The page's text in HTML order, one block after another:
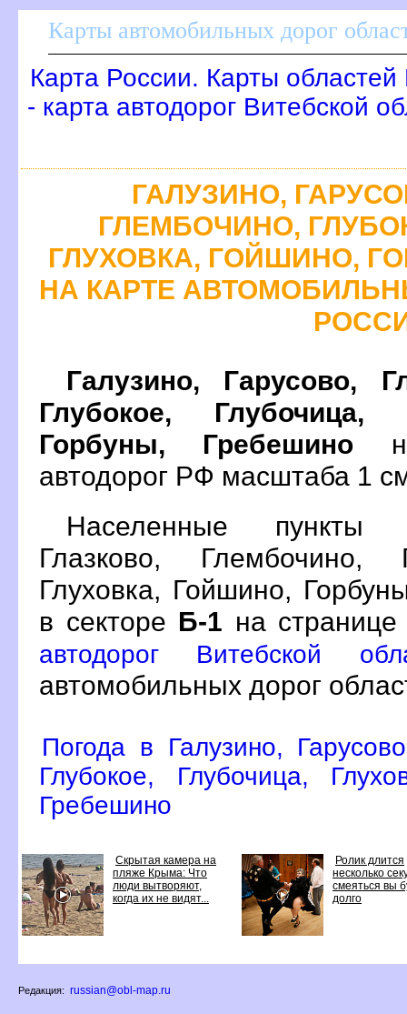
Карты автомобильных дорог
Карта России. Карты областей
- карта автодорог Витебской
ГАЛУЗИНО,
ГЛЕМБОЧИНО,
ГЛУХОВКА, ГОЙШИНО,
НА КАРТЕ
Галузино, Гарусово,
Глубокое, Глубочица,
Горбуны, Гребешино
автодорог РФ масштаба 1
Населенные пункты
Глазково, Глембочино,
Глуховка, Гойшино,
в секторе Б-1 на
автодорог Витебской
автомобильных дорог
Погода в Галузино,
Глубокое, Глубочица,
Гребешино
Скрытая камера на
пляже Крыма: Что
люди вытворяют,
когда их не видят...
Ролик длится
несколько
смеяться вы
долго
Редакция: russian@obl-map.ru